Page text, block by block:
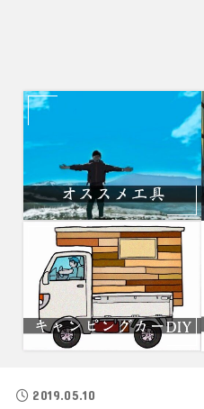
2019.05.10